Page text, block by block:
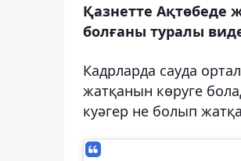
Қазнетте Ақтөбеде
болғаны туралы
Кадрларда сауда
жатқанын көруге
куәгер не болып